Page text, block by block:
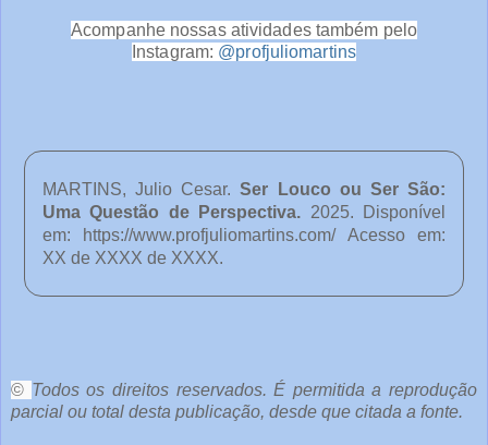
Acompanhe nossas atividades também pelo
Instagram: @profjuliomartins
MARTINS, Julio Cesar.Ser Louco ou Ser São:
Uma Questão de Perspectiva. 2025. Disponível
em: https://www.profjuliomartins.com/ Acesso em:
XX de XXXX de XXXX.
ê
© Todos os direitos reservados. É permitida a reprodução
parcial ou total desta publicação, desde que citada a fonte.